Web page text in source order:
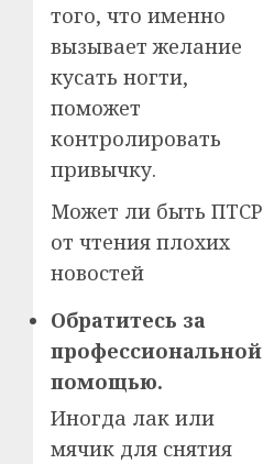
того, что именно
вызывает желание
кусать ногти,
поможет
контролировать
привычку.
Может ли быть ПТСР
от чтения плохих
новостей
Обратитесь за
профессиональной
помощью.
Иногда лак или
мячик для снятия